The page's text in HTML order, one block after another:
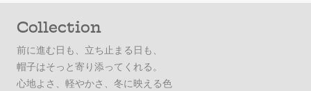
Collection
前に進む日も、立ち止まる日も、
帽子はそっと寄り添ってくれる。
心地よさ、軽やかさ、冬に映える色